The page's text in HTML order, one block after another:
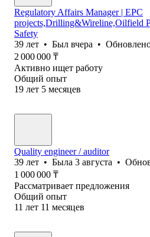
Regulatory Affairs Manager | EPC
projects,Drilling&Wireline,Oilfield
Safety
39 лет • Был вчера •
2 000 000 ₸
Активно ищет работу
Общий опыт
19 лет 5 месяцев
Quality engineer / auditor
39 лет • Была 3 августа •
1 000 000 ₸
Рассматривает предложения
Общий опыт
11 лет 11 месяцев